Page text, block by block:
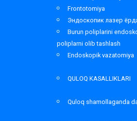
Frontotomiya
Эндоскопик лазер
Burun poliplarini
poliplarni olib tashlash
Endoskopik vazatomiya
QULOQ KASALLIKLARI
Quloq shamollaganda